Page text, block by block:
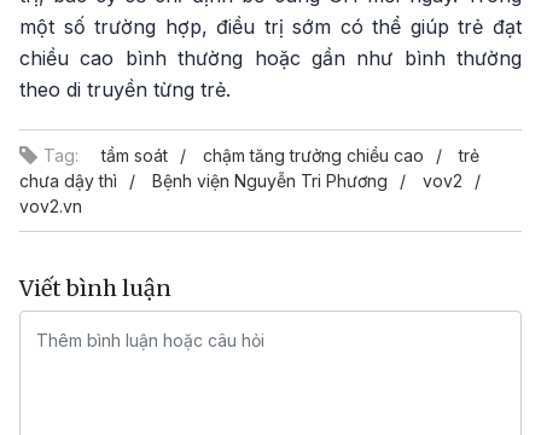
một số trường hợp, điều trị sớm có thể giúp trẻ đạt
chiều cao bình thường hoặc gần như bình thường
theo di truyền từng trẻ.
Tag: tầm soát chậm tăng trưởng chiều cao
trẻ
chưa dậy thì
Bệnh viện Nguyễn Tri Phương
vov2
vov2.vn
Viết bình luận